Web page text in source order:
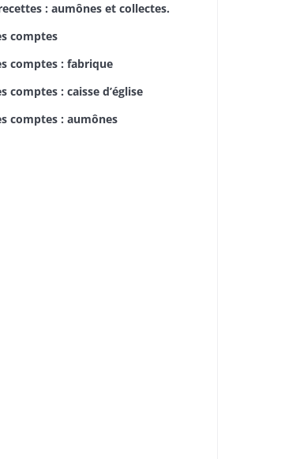
: aumônes et collectes.
comptes
comptes : fabrique
comptes : caisse d’église
comptes : aumônes